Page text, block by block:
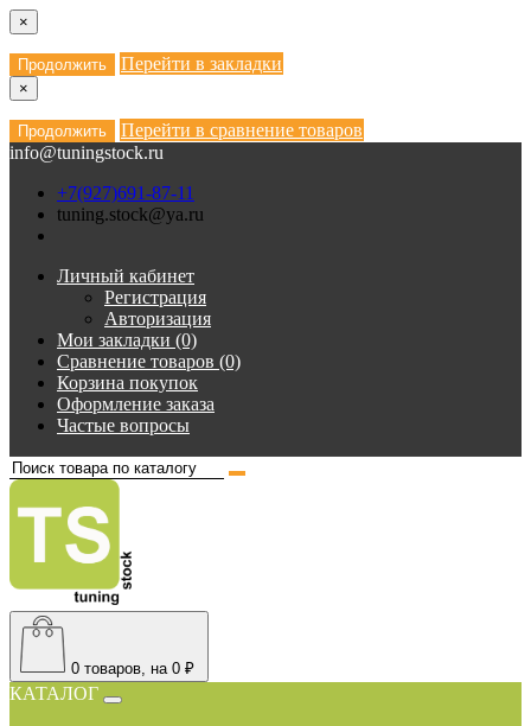
×
Продолжить Перейти в закладки
×
Продолжить
Перейти в сравнение товаров
info@tuningstock.ru
+7(927)691-87-11
tuning.stock@ya.ru
Личный кабинет
Регистрация
Авторизация
Мои закладки (0)
Сравнение товаров (0)
Корзина покупок
Оформление заказа
Частые вопросы
0 товаров, на 0 ₽
КАТАЛОГ